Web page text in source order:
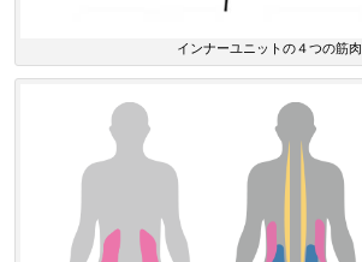
インナーユニットの４つの筋肉